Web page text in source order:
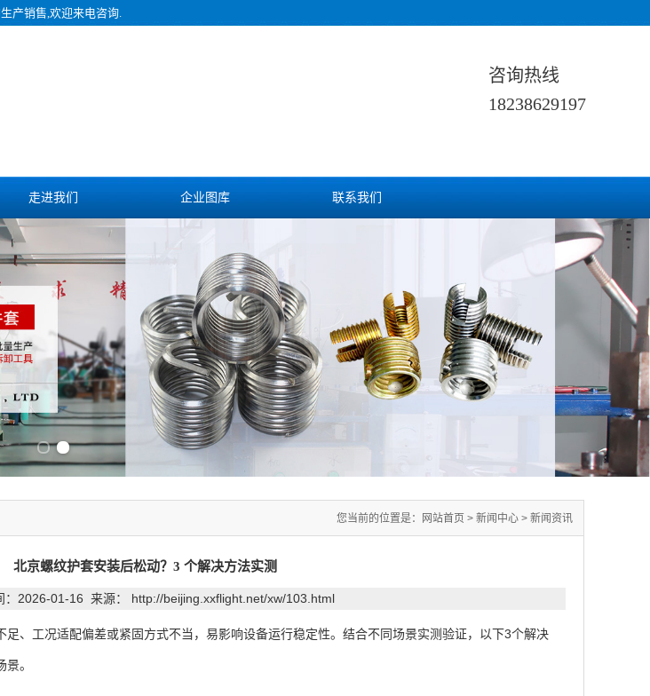
产销售,欢迎来电咨询.
咨询热线
18238629197
走进我们 企业图库 联系我们
您当前的位置是： 网站首页 > 新闻中心 > 新闻资讯
北京螺纹护套安装后松动？3 个解决方法实测
：2026-01-16 来源： http://beijing.xxflight.net/xw/103.html
足、工况适配偏差或紧固方式不当，易影响设备运行稳定性。结合不同场景实测验证，以下3个解决
。